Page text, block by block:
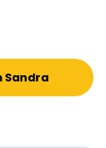
Sandra